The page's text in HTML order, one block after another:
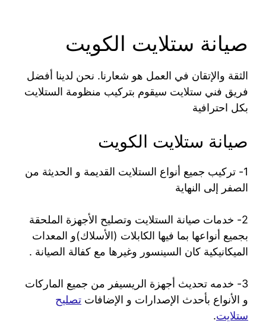
صيانة ستلايت الكويت
الثقة والإتقان في العمل هو شعارنا. نحن لدينا أفضل
فريق فني ستلايت سيقوم بتركيب منظومة الستلايت
بكل احترافية
صيانة ستلايت الكويت
1- تركيب جميع أنواع الستلايت القديمة و الحديثة من
الصفر إلى النهاية
2- خدمات صيانة الستلايت وتصليح الأجهزة الملحقة
بجميع أنواعها بما فيها الكابلات (الأسلاك)و المعدات
الميكانيكية كان السينسور وغيرها مع كفالة الصيانة .
3- خدمه تحديث أجهزة الريسيفر من جميع الماركات
و الأنواع بأحدث الإصدارات و الإضافات تصليح
ستلايت.